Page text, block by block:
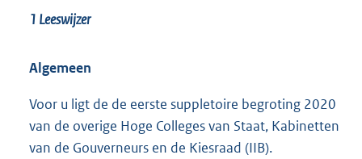
1 Leeswijzer
Algemeen
Voor u ligt de de eerste suppletoire begroting 2020
van de overige Hoge Colleges van Staat, Kabinetten
van de Gouverneurs en de Kiesraad (IIB).